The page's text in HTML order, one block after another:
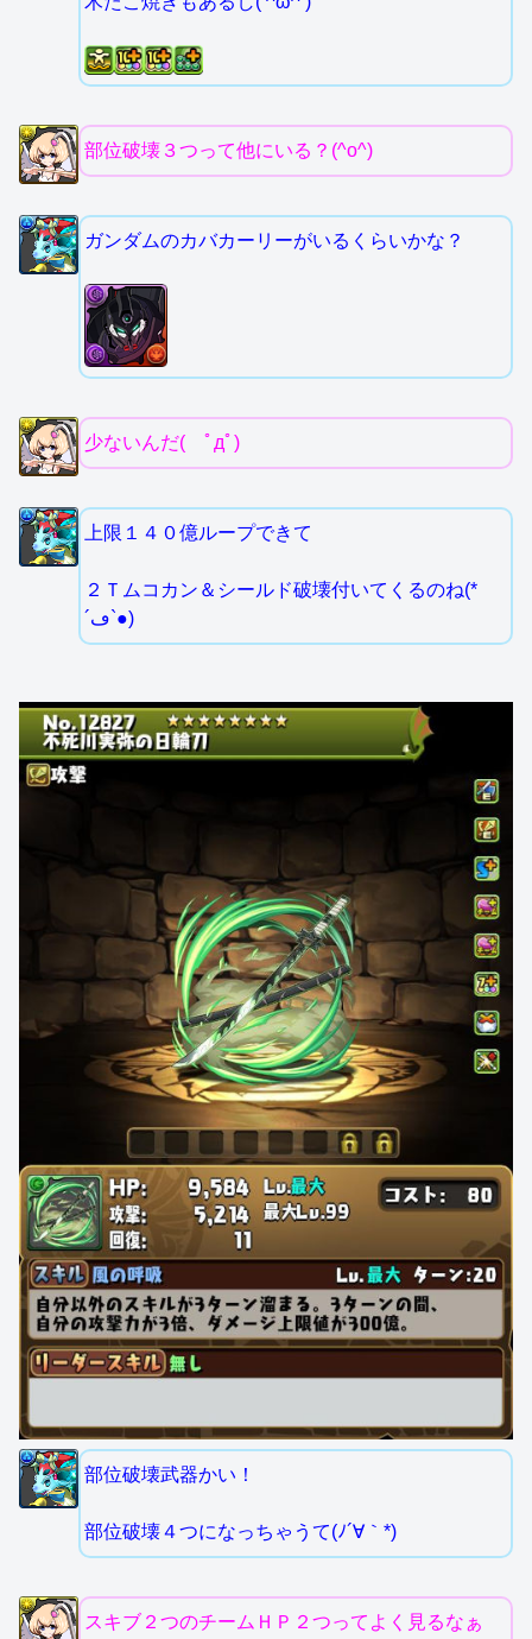
部位破壊３つって他にいる？(^o^)
ガンダムのカバカーリーがいるくらいかな？
少ないんだ( ﾟдﾟ)
上限１４０億ループできて
２Ｔムコカン＆シールド破壊付いてくるのね(*
´ڡ`●)
部位破壊武器かい！
部位破壊４つになっちゃうて(ﾉ´∀｀*)
スキブ２つのチームＨＰ２つってよく見るなぁ